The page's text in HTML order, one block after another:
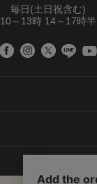
毎日(土日祝含む)
10～13時 14～17時半